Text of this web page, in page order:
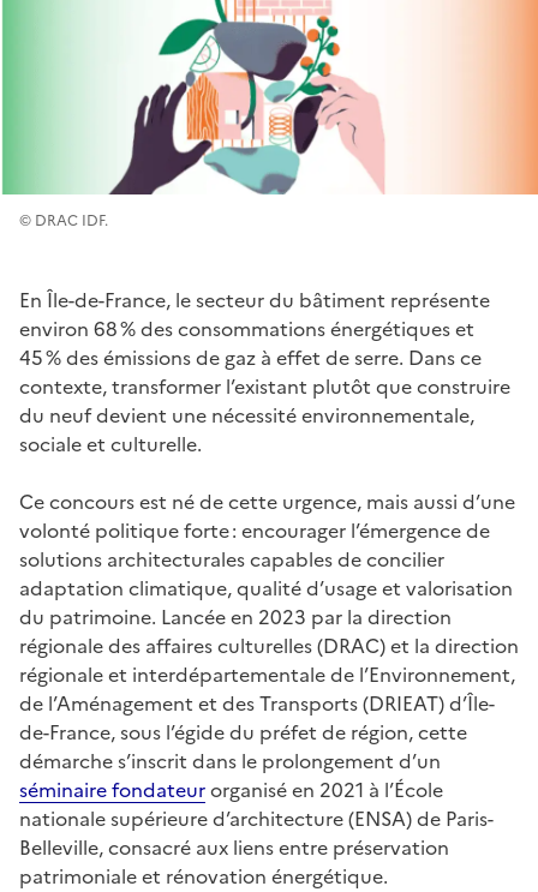
© DRAC IDF.
En Île-de-France, le secteur du bâtiment représente
environ 68 % des consommations énergétiques et
45 % des émissions de gaz à effet de serre. Dans ce
contexte, transformer l’existant plutôt que construire
du neuf devient une nécessité environnementale,
sociale et culturelle.
Ce concours est né de cette urgence, mais aussi d’une
volonté politique forte : encourager l’émergence de
solutions architecturales capables de concilier
adaptation climatique, qualité d’usage et valorisation
du patrimoine. Lancée en 2023 par la direction
régionale des affaires culturelles (DRAC) et la direction
régionale et interdépartementale de l’Environnement,
de l’Aménagement et des Transports (DRIEAT) d’Île-
de-France, sous l’égide du préfet de région, cette
démarche s’inscrit dans le prolongement d’un
séminaire fondateurorganisé en 2021 à l’École
nationale supérieure d’architecture (ENSA) de Paris-
Belleville, consacré aux liens entre préservation
patrimoniale et rénovation énergétique.